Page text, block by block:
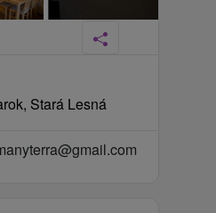
Stará Lesná